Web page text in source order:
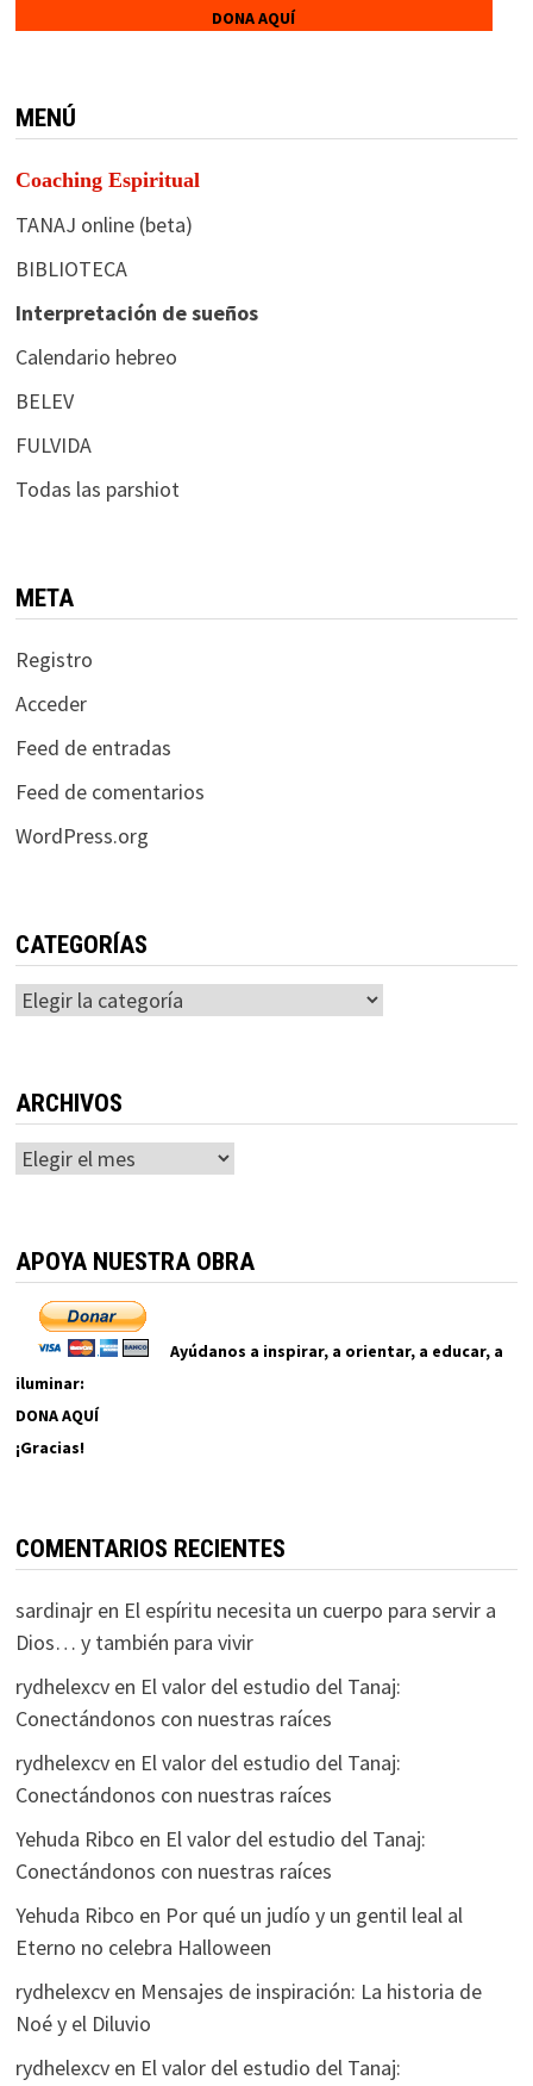
DONA AQUÍ
MENÚ
Coaching Espiritual
TANAJ online (beta)
BIBLIOTECA
Interpretación de sueños
Calendario hebreo
BELEV
FULVIDA
Todas las parshiot
META
Registro
Acceder
Feed de entradas
Feed de comentarios
WordPress.org
CATEGORÍAS
Categorías
ARCHIVOS
Archivos
APOYA NUESTRA OBRA
Ayúdanos a inspirar, a orientar, a educar, a
iluminar:
DONA AQUÍ
¡Gracias!
COMENTARIOS RECIENTES
sardinajren El espíritu necesita un cuerpo para servir a
Dios… y también para vivir
rydhelexcven El valor del estudio del Tanaj:
Conectándonos con nuestras raíces
rydhelexcven El valor del estudio del Tanaj:
Conectándonos con nuestras raíces
Yehuda Ribco en El valor del estudio del Tanaj:
Conectándonos con nuestras raíces
Yehuda Ribco en Por qué un judío y un gentil leal al
Eterno no celebra Halloween
rydhelexcven Mensajes de inspiración: La historia de
Noé y el Diluvio
rydhelexcven El valor del estudio del Tanaj: